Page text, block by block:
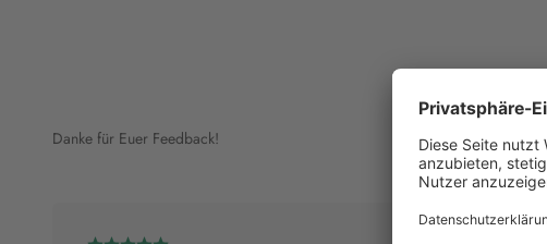
Danke für Euer Feedback!